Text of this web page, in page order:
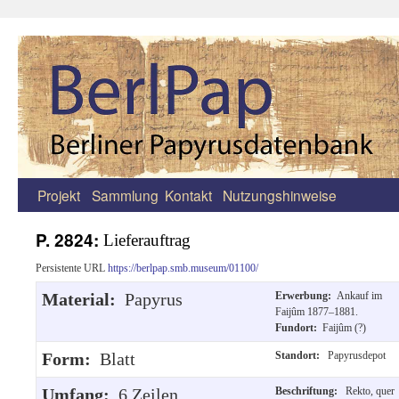
Zum
springen
Projekt Sammlung Kontakt Nutzungshinweise
P. 2824: Lieferauftrag
Persistente URL https://berlpap.smb.museum/01100/
Material: Papyrus Erwerbung: Ankauf im
Faijûm 1877–1881.
Fundort: Faijûm (?)
Form: Blatt Standort: Papyrusdepot
Umfang: 6 Zeilen. Beschriftung: Rekto, quer